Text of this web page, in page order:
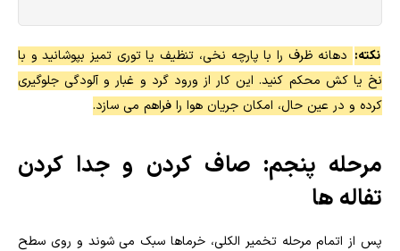
نکته: دهانه ظرف را با پارچه نخی، تنظیف یا توری تمیز بپوشانید و با
نخ یا کش محکم کنید. این کار از ورود گرد و غبار و آلودگی جلوگیری
کرده و در عین حال، امکان جریان هوا را فراهم می سازد.
مرحله پنجم: صاف کردن و جدا کردن
تفاله ها
پس از اتمام مرحله تخمیر الکلی، خرماها سبک می شوند و روی سطح